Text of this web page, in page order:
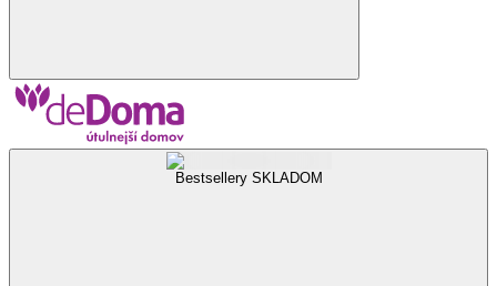
Bestsellery SKLADOM